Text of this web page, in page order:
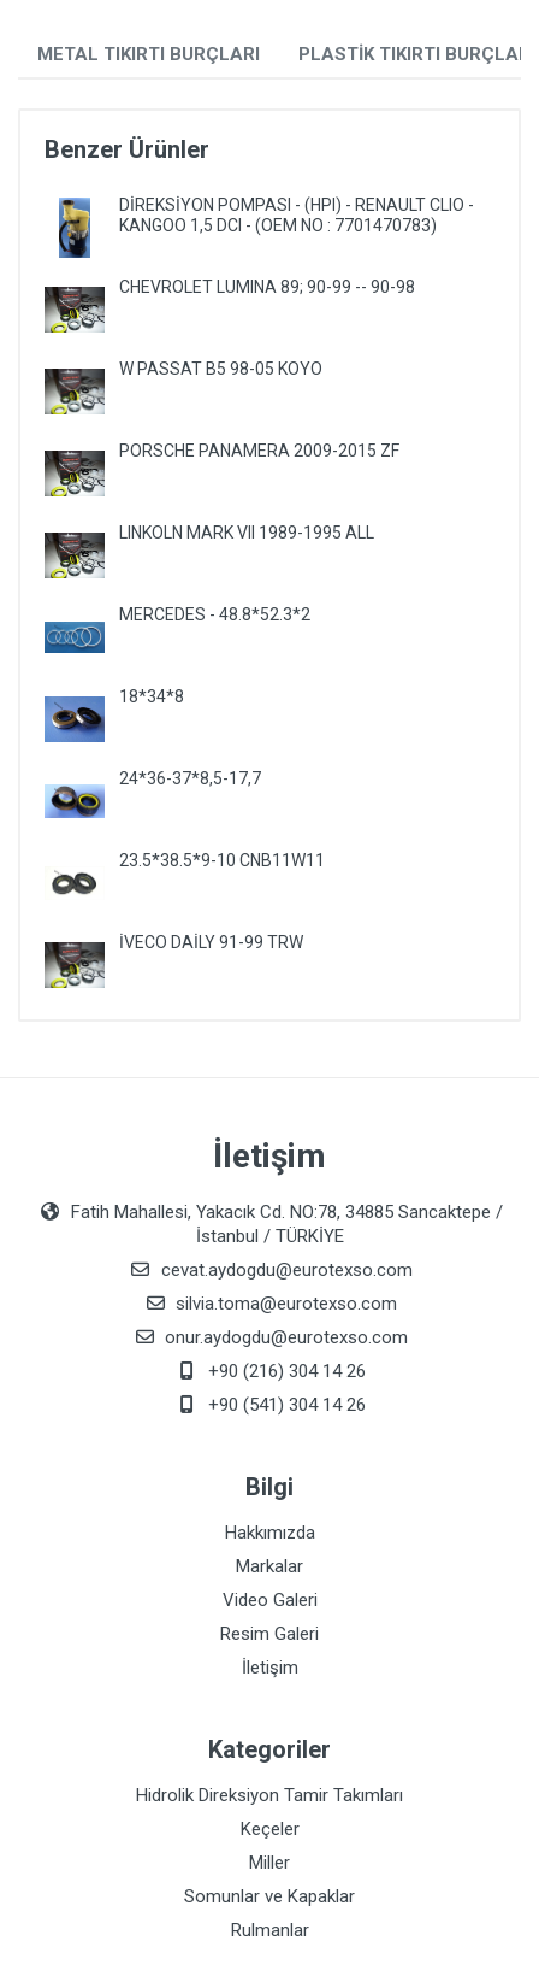
METAL TIKIRTI BURÇLARI PLASTİK TIKIRTI BURÇLARI
Benzer Ürünler
DİREKSİYON POMPASI - (HPI) - RENAULT CLIO -
KANGOO 1,5 DCI - (OEM NO : 7701470783)
CHEVROLET LUMINA 89; 90-99 -- 90-98
W PASSAT B5 98-05 KOYO
PORSCHE PANAMERA 2009-2015 ZF
LINKOLN MARK VII 1989-1995 ALL
MERCEDES - 48.8*52.3*2
18*34*8
24*36-37*8,5-17,7
23.5*38.5*9-10 CNB11W11
İVECO DAİLY 91-99 TRW
İletişim
Fatih Mahallesi, Yakacık Cd. NO:78, 34885 Sancaktepe /
İstanbul / TÜRKİYE
cevat.aydogdu@eurotexso.com
silvia.toma@eurotexso.com
onur.aydogdu@eurotexso.com
+90 (216) 304 14 26
+90 (541) 304 14 26
Bilgi
Hakkımızda
Markalar
Video Galeri
Resim Galeri
İletişim
Kategoriler
Hidrolik Direksiyon Tamir Takımları
Keçeler
Miller
Somunlar ve Kapaklar
Rulmanlar